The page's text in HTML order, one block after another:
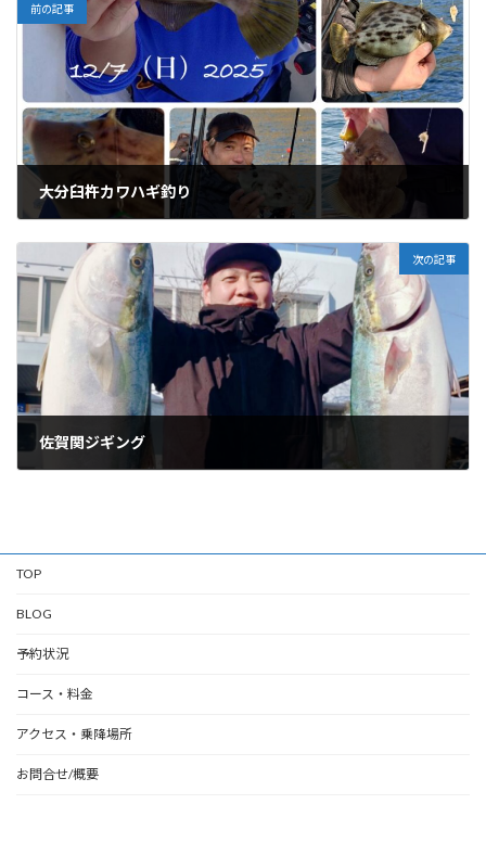
前の記事
大分臼杵カワハギ釣り
次の記事
佐賀関ジギング
TOP
BLOG
予約状況
コース・料金
アクセス・乗降場所
お問合せ/概要